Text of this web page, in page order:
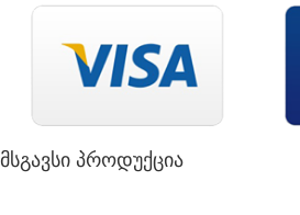
მსგავსი პროდუქცია